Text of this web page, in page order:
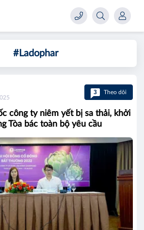
#Ladophar
3 Theo dõi
công ty niêm yết bị sa thải, khởi
Tòa bác toàn bộ yêu cầu